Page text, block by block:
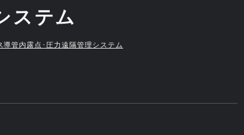
ステム
導管内露点･圧力遠隔管理システム